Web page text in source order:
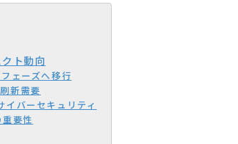
ト動向
ェーズへ移行
新需要
バーセキュリティ
要性